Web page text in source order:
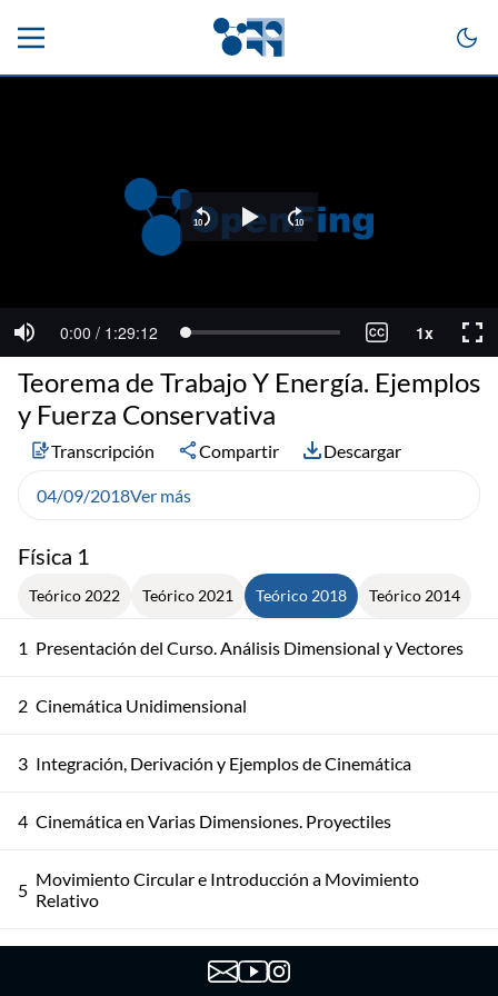
Física 1
Teórico 2022 Teórico 2021 Teórico 2018 Teórico 2014
1 Presentación del Curso. Análisis Dimensional y Vectores
2 Cinemática Unidimensional
3 Integración, Derivación y Ejemplos de Cinemática
4 Cinemática en Varias Dimensiones. Proyectiles
5 Movimiento Circular e Introducción a Movimiento
Relativo
Sistemas de Referencia. Leyes de Newton
Teorema de Trabajo Y Energía. Ejemplos
y Fuerza Conservativa
Transcripción Compartir Descargar
04/09/2018Ver más